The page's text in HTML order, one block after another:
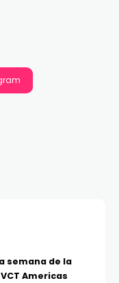
semana de la
Americas